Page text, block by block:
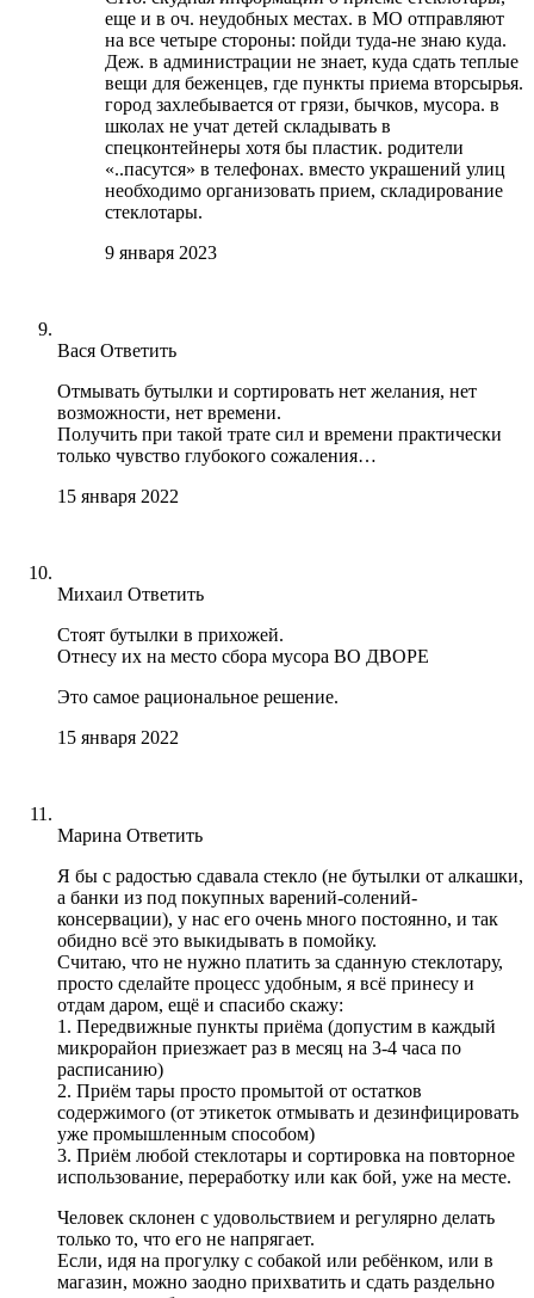
еще и в оч. неудобных местах. в МО отправляют
на все четыре стороны: пойди туда-не знаю куда.
Деж. в администрации не знает, куда сдать теплые
вещи для беженцев, где пункты приема вторсырья.
город захлебывается от грязи, бычков, мусора. в
школах не учат детей складывать в
спецконтейнеры хотя бы пластик. родители
«..пасутся» в телефонах. вместо украшений улиц
необходимо организовать прием, складирование
стеклотары.
9 января 2023
Вася Ответить
Отмывать бутылки и сортировать нет желания, нет
возможности, нет времени.
Получить при такой трате сил и времени практически
только чувство глубокого сожаления…
15 января 2022
Михаил Ответить
Стоят бутылки в прихожей.
Отнесу их на место сбора мусора ВО ДВОРЕ
Это самое рациональное решение.
15 января 2022
Марина Ответить
Я бы с радостью сдавала стекло (не бутылки от алкашки,
а банки из под покупных варений-солений-
консервации), у нас его очень много постоянно, и так
обидно всё это выкидывать в помойку.
Считаю, что не нужно платить за сданную стеклотару,
просто сделайте процесс удобным, я всё принесу и
отдам даром, ещё и спасибо скажу:
1. Передвижные пункты приёма (допустим в каждый
микрорайон приезжает раз в месяц на 3-4 часа по
расписанию)
2. Приём тары просто промытой от остатков
содержимого (от этикеток отмывать и дезинфицировать
уже промышленным способом)
3. Приём любой стеклотары и сортировка на повторное
использование, переработку или как бой, уже на месте.
Человек склонен с удовольствием и регулярно делать
только то, что его не напрягает.
Если, идя на прогулку с собакой или ребёнком, или в
магазин, можно заодно прихватить и сдать раздельно